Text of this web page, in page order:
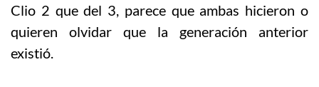
Clio 2 que del 3, parece que ambas hicieron o
quieren olvidar que la generación anterior
existió.